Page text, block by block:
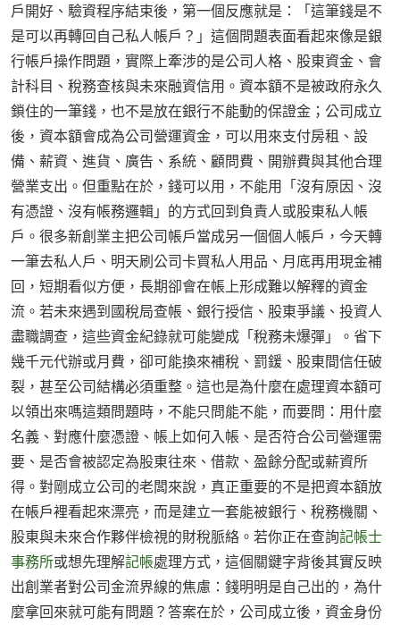
戶開好、驗資程序結束後，第一個反應就是：「這筆錢是不
是可以再轉回自己私人帳戶？」這個問題表面看起來像是銀
行帳戶操作問題，實際上牽涉的是公司人格、股東資金、會
計科目、稅務查核與未來融資信用。資本額不是被政府永久
鎖住的一筆錢，也不是放在銀行不能動的保證金；公司成立
後，資本額會成為公司營運資金，可以用來支付房租、設
備、薪資、進貨、廣告、系統、顧問費、開辦費與其他合理
營業支出。但重點在於，錢可以用，不能用「沒有原因、沒
有憑證、沒有帳務邏輯」的方式回到負責人或股東私人帳
戶。很多新創業主把公司帳戶當成另一個個人帳戶，今天轉
一筆去私人戶、明天刷公司卡買私人用品、月底再用現金補
回，短期看似方便，長期卻會在帳上形成難以解釋的資金
流。若未來遇到國稅局查帳、銀行授信、股東爭議、投資人
盡職調查，這些資金紀錄就可能變成「稅務未爆彈」。省下
幾千元代辦或月費，卻可能換來補稅、罰鍰、股東間信任破
裂，甚至公司結構必須重整。這也是為什麼在處理資本額可
以領出來嗎這類問題時，不能只問能不能，而要問：用什麼
名義、對應什麼憑證、帳上如何入帳、是否符合公司營運需
要、是否會被認定為股東往來、借款、盈餘分配或薪資所
得。對剛成立公司的老闆來說，真正重要的不是把資本額放
在帳戶裡看起來漂亮，而是建立一套能被銀行、稅務機關、
股東與未來合作夥伴檢視的財稅脈絡。若你正在查詢記帳士
事務所或想先理解記帳處理方式，這個關鍵字背後其實反映
出創業者對公司金流界線的焦慮：錢明明是自己出的，為什
麼拿回來就可能有問題？答案在於，公司成立後，資金身份